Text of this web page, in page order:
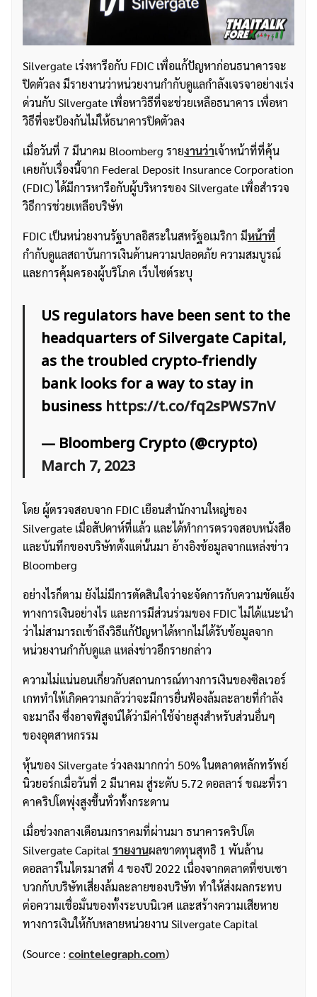
Silvergate เร่งหารือกับ FDIC เพื่อแก้ปัญหาก่อนธนาคารจะ
ปิดตัวลง มีรายงานว่าหน่วยงานกำกับดูแลกำลังเจรจาอย่างเร่ง
ด่วนกับ Silvergate เพื่อหาวิธีที่จะช่วยเหลือธนาคาร เพื่อหา
วิธีที่จะป้องกันไม่ให้ธนาคารปิดตัวลง
เมื่อวันที่ 7 มีนาคม Bloomberg รายงานว่าเจ้าหน้าที่ที่คุ้น
เคยกับเรื่องนี้จาก Federal Deposit Insurance Corporation
(FDIC) ได้มีการหารือกับผู้บริหารของ Silvergate เพื่อสำรวจ
วิธีการช่วยเหลือบริษัท
FDIC เป็นหน่วยงานรัฐบาลอิสระในสหรัฐอเมริกา มีหน้าที่
กำกับดูแลสถาบันการเงินด้านความปลอดภัย ความสมบูรณ์
และการคุ้มครองผู้บริโภค เว็บไซต์ระบุ
US regulators have been sent to the
headquarters of Silvergate Capital,
as the troubled crypto-friendly
bank looks for a way to stay in
business https://t.co/fq2sPWS7nV
— Bloomberg Crypto (@crypto)
March 7, 2023
โดย ผู้ตรวจสอบจาก FDIC เยือนสำนักงานใหญ่ของ
Silvergate เมื่อสัปดาห์ที่แล้ว และได้ทำการตรวจสอบหนังสือ
และบันทึกของบริษัทตั้งแต่นั้นมา อ้างอิงข้อมูลจากแหล่งข่าว
Bloomberg
อย่างไรก็ตาม ยังไม่มีการตัดสินใจว่าจะจัดการกับความขัดแย้ง
ทางการเงินอย่างไร และการมีส่วนร่วมของ FDIC ไม่ได้แนะนำ
ว่าไม่สามารถเข้าถึงวิธีแก้ปัญหาได้หากไม่ได้รับข้อมูลจาก
หน่วยงานกำกับดูแล แหล่งข่าวอีกรายกล่าว
ความไม่แน่นอนเกี่ยวกับสถานการณ์ทางการเงินของซิลเวอร์
เกททำให้เกิดความกลัวว่าจะมีการยื่นฟ้องล้มละลายที่กำลัง
จะมาถึง ซึ่งอาจพิสูจน์ได้ว่ามีค่าใช้จ่ายสูงสำหรับส่วนอื่นๆ
ของอุตสาหกรรม
หุ้นของ Silvergate ร่วงลงมากกว่า 50% ในตลาดหลักทรัพย์
นิวยอร์กเมื่อวันที่ 2 มีนาคม สู่ระดับ 5.72 ดอลลาร์ ขณะที่รา
คาคริปโตพุ่งสูงขึ้นทั่วทั้งกระดาน
เมื่อช่วงกลางเดือนมกราคมที่ผ่านมา ธนาคารคริปโต
Silvergate Capitalรายงานผลขาดทุนสุทธิ 1 พันล้าน
ดอลลาร์ในไตรมาสที่ 4 ของปี 2022 เนื่องจากตลาดที่ซบเซา
บวกกับบริษัทเสี่ยงล้มละลายของบริษัท ทำให้ส่งผลกระทบ
ต่อความเชื่อมั่นของทั้งระบบนิเวศ และสร้างความเสียหาย
ทางการเงินให้กับหลายหน่วยงาน Silvergate Capital
(Source : cointelegraph.com)